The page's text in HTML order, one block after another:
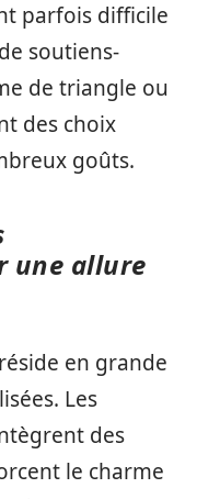
parfois difficile
soutiens-
de triangle ou
des choix
goûts.
une allure
en grande
Les
des
le charme